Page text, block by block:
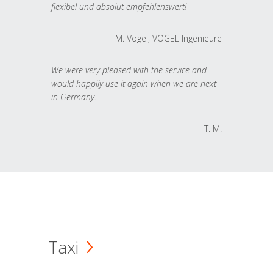
flexibel und absolut empfehlenswert!
M. Vogel, VOGEL Ingenieure
We were very pleased with the service and
would happily use it again when we are next
in Germany.
T. M.
Taxi